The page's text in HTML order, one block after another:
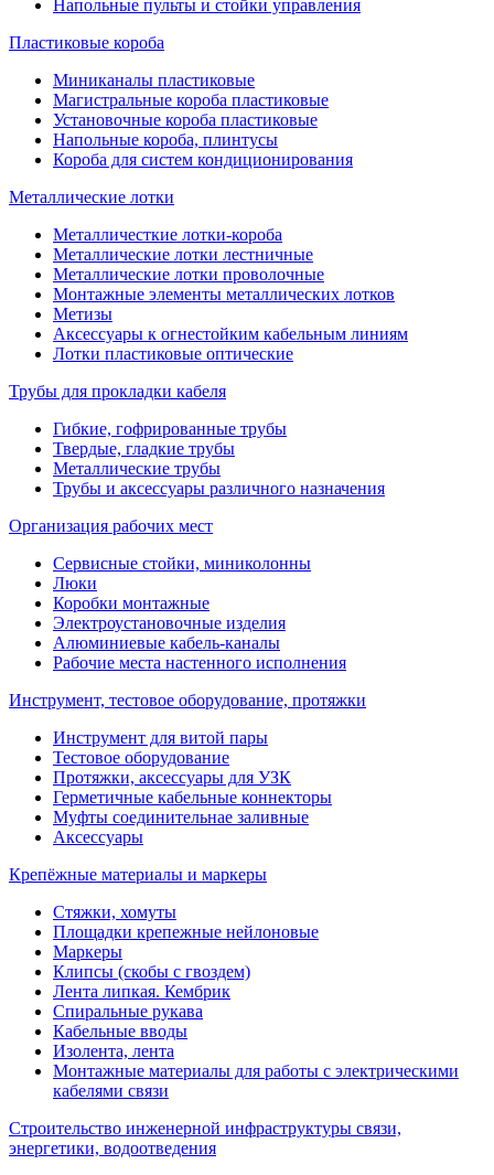
Напольные пульты и стойки управления
Пластиковые короба
Миниканалы пластиковые
Магистральные короба пластиковые
Установочные короба пластиковые
Напольные короба, плинтусы
Короба для систем кондиционирования
Металлические лотки
Металличесткие лотки-короба
Металлические лотки лестничные
Металлические лотки проволочные
Монтажные элементы металлических лотков
Метизы
Аксессуары к огнестойким кабельным линиям
Лотки пластиковые оптические
Трубы для прокладки кабеля
Гибкие, гофрированные трубы
Твердые, гладкие трубы
Металлические трубы
Трубы и аксессуары различного назначения
Организация рабочих мест
Сервисные стойки, миниколонны
Люки
Коробки монтажные
Электроустановочные изделия
Алюминиевые кабель-каналы
Рабочие места настенного исполнения
Инструмент, тестовое оборудование, протяжки
Инструмент для витой пары
Тестовое оборудование
Протяжки, аксессуары для УЗК
Герметичные кабельные коннекторы
Муфты соединительнае заливные
Аксессуары
Крепёжные материалы и маркеры
Стяжки, хомуты
Площадки крепежные нейлоновые
Маркеры
Клипсы (скобы с гвоздем)
Лента липкая. Кембрик
Спиральные рукава
Кабельные вводы
Изолента, лента
Монтажные материалы для работы с электрическими
кабелями связи
Строительство инженерной инфраструктуры связи,
энергетики, водоотведения